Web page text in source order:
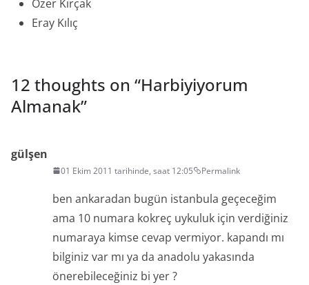
Özer Kırçak
Eray Kılıç
12 thoughts on “Harbiyiyorum
Almanak”
gülşen
01 Ekim 2011 tarihinde, saat 12:05 Permalink
ben ankaradan bugün istanbula geçeceğim
ama 10 numara kokreç uykuluk için verdiğiniz
numaraya kimse cevap vermiyor. kapandı mı
bilginiz var mı ya da anadolu yakasında
önerebileceğiniz bi yer ?